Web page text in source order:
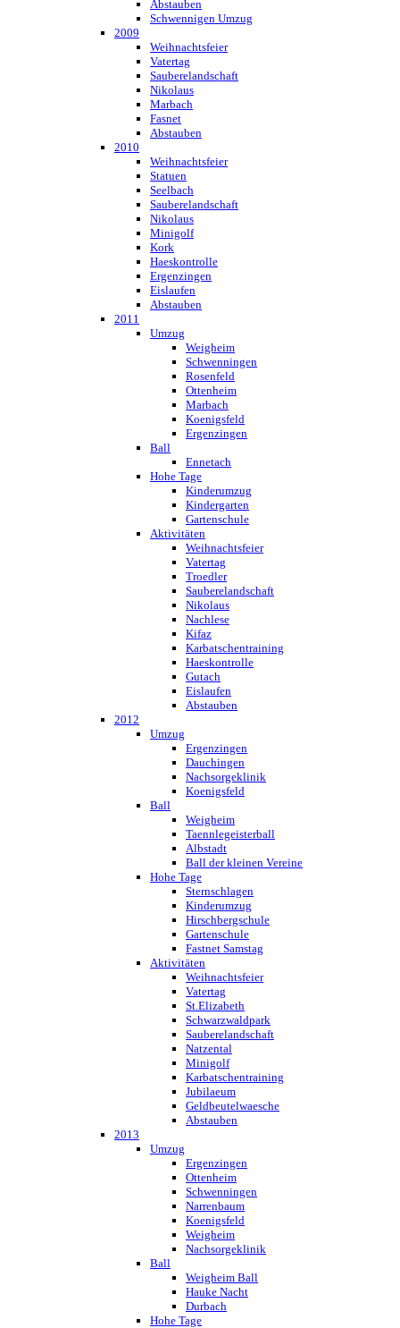
Abstauben
Schwennigen Umzug
2009
Weihnachtsfeier
Vatertag
Sauberelandschaft
Nikolaus
Marbach
Fasnet
Abstauben
2010
Weihnachtsfeier
Statuen
Seelbach
Sauberelandschaft
Nikolaus
Minigolf
Kork
Haeskontrolle
Ergenzingen
Eislaufen
Abstauben
2011
Umzug
Weigheim
Schwenningen
Rosenfeld
Ottenheim
Marbach
Koenigsfeld
Ergenzingen
Ball
Ennetach
Hohe Tage
Kinderumzug
Kindergarten
Gartenschule
Aktivitäten
Weihnachtsfeier
Vatertag
Troedler
Sauberelandschaft
Nikolaus
Nachlese
Kifaz
Karbatschentraining
Haeskontrolle
Gutach
Eislaufen
Abstauben
2012
Umzug
Ergenzingen
Dauchingen
Nachsorgeklinik
Koenigsfeld
Ball
Weigheim
Taennlegeisterball
Albstadt
Ball der kleinen Vereine
Hohe Tage
Sternschlagen
Kinderumzug
Hirschbergschule
Gartenschule
Fastnet Samstag
Aktivitäten
Weihnachtsfeier
Vatertag
St.Elizabeth
Schwarzwaldpark
Sauberelandschaft
Natzental
Minigolf
Karbatschentraining
Jubilaeum
Geldbeutelwaesche
Abstauben
2013
Umzug
Ergenzingen
Ottenheim
Schwenningen
Narrenbaum
Koenigsfeld
Weigheim
Nachsorgeklinik
Ball
Weigheim Ball
Hauke Nacht
Durbach
Hohe Tage